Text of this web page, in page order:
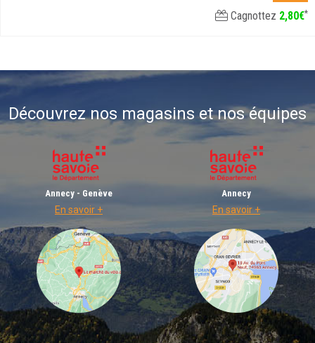
Cagnottez 2,80€*
Découvrez nos magasins et nos équipes
Annecy - Genève
En savoir +
Annecy
En savoir +